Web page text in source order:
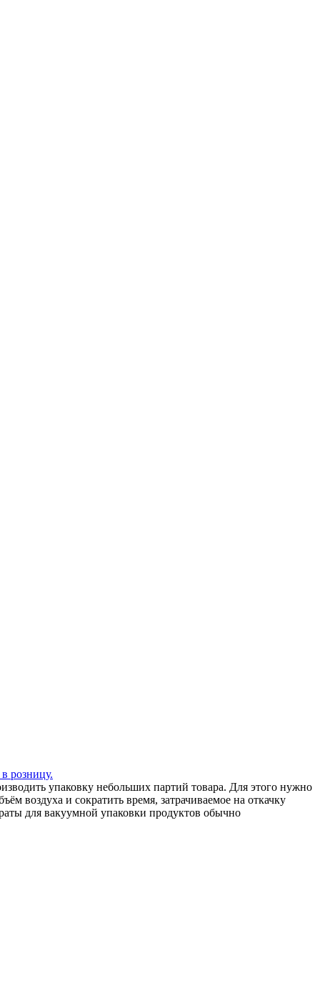
розницу.
упаковку небольших партий товара. Для этого нужно
воздуха и сократить время, затрачиваемое на откачку
для вакуумной упаковки продуктов обычно